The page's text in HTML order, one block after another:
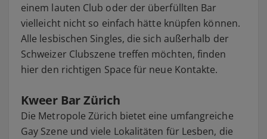
einem lauten Club oder der überfüllten Bar
vielleicht nicht so einfach hätte knüpfen können.
Alle lesbischen Singles, die sich außerhalb der
Schweizer Clubszene treffen möchten, finden
hier den richtigen Space für neue Kontakte.
Kweer Bar Zürich
Die Metropole Zürich bietet eine umfangreiche
Gay Szene und viele Lokalitäten für Lesben, die